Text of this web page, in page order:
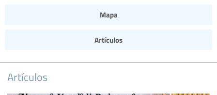
Mapa
Artículos
Artículos